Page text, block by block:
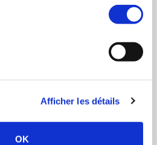
Afficher les détails
OK
de la société MTH et de
APPLICATIONS
IDF conseille la cession
M. Arnaud MOREAU
BARRISOL